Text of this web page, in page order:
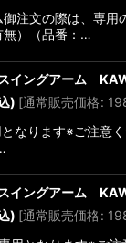
注文の際は、専
無）（品番：…
イングアーム
) [通常販売価格:
なります※ご注意
イングアーム
) [通常販売価格: